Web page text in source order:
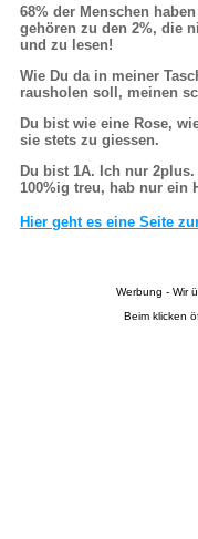
68% der Menschen
gehören zu den 2%, die
und zu lesen!
Wie Du da in meiner
rausholen soll, meinen
Du bist wie eine Rose,
sie stets zu giessen.
Du bist 1A. Ich nur
100%ig treu, hab nur ein
Hier geht es eine Seite
Werbung - Wir
Beim klicken